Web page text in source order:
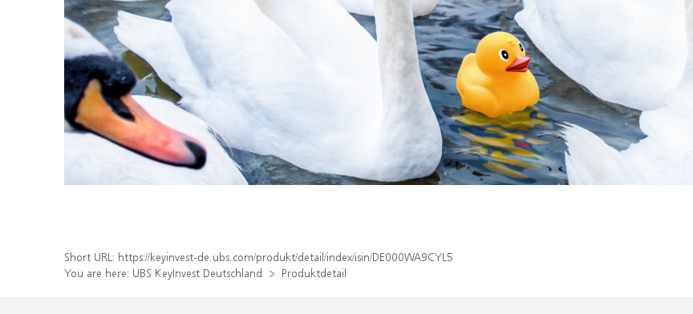
Short URL: https://keyinvest-de.ubs.com/produkt/detail/index/isin/DE000WA9CYL5
You are here: UBS KeyInvest Deutschland Produktdetail